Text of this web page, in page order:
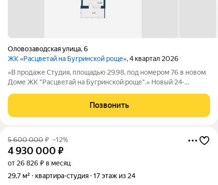
Оловозаводская улица,6
ЖК «Расцветай на Бугринской роще», 4 квартал 2026
«В продаже Студия, площадью 29.98, под номером 76 в новом
Доме ЖК "Расцветай на Бугринской роще".» Новый 24-
микрорайоне Бугринская роща на ул. Оловозаводской.
Вдохновляющие виды открываются на водную
Позвонить
5 600 000₽ –12%
4 930 000 ₽
от 26 826 ₽ в месяц
29,7 м²
квартира-студия 17 этаж из 24